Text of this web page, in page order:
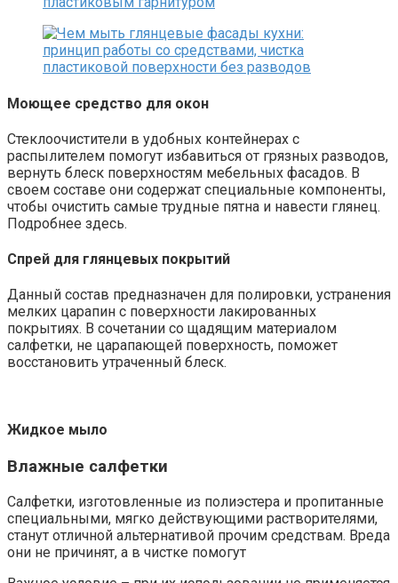
Моющее средство для окон
Стеклоочистители в удобных контейнерах с
распылителем помогут избавиться от грязных разводов,
вернуть блеск поверхностям мебельных фасадов. В
своем составе они содержат специальные компоненты,
чтобы очистить самые трудные пятна и навести глянец.
Подробнее здесь.
Спрей для глянцевых покрытий
Данный состав предназначен для полировки, устранения
мелких царапин с поверхности лакированных
покрытиях. В сочетании со щадящим материалом
салфетки, не царапающей поверхность, поможет
восстановить утраченный блеск.
Жидкое мыло
Влажные салфетки
Салфетки, изготовленные из полиэстера и пропитанные
специальными, мягко действующими растворителями,
станут отличной альтернативой прочим средствам. Вреда
они не причинят, а в чистке помогут